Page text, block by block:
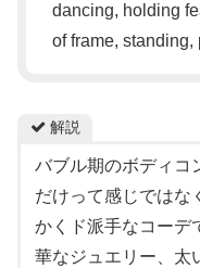
dancing, holding
of frame,
解説
バブル期のボディコ
だけって感じではな
かくド派手なコーデ
華なジュエリー、太